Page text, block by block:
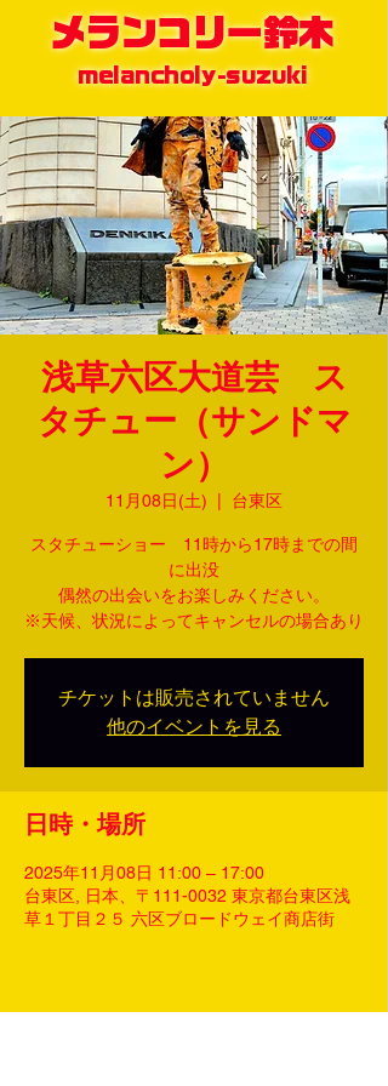
メランコリー鈴木
melancholy-suzuki
浅草六区大道芸 ス
タチュー（サンドマ
ン）
11月08日(土) 台東区
スタチューショー 11時から17時までの間
に出没
偶然の出会いをお楽しみください。
※天候、状況によってキャンセルの場合あり
チケットは販売されていません
他のイベントを見る
日時・場所
2025年11月08日 11:00 – 17:00
台東区, 日本、〒111-0032 東京都台東区浅
草１丁目２５ 六区ブロードウェイ商店街